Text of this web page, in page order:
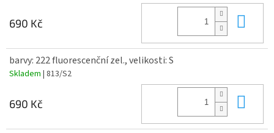
690 Kč
barvy: 222 fluorescenční zel., velikosti: S
Skladem | 813/S2
690 Kč